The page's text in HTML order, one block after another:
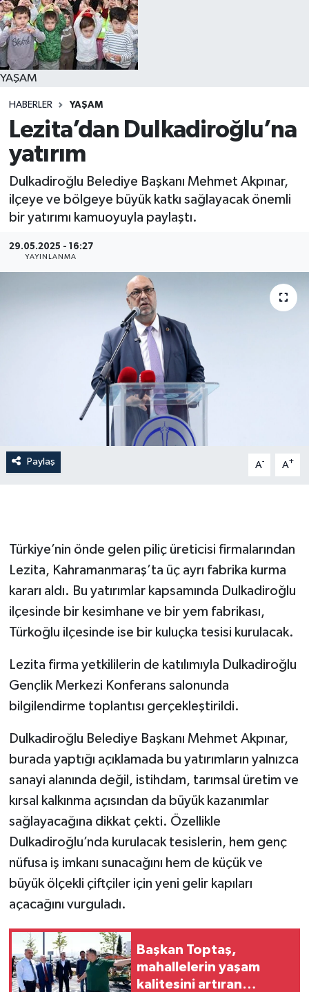
YAŞAM
HABERLER YAŞAM
Lezita’dan Dulkadiroğlu’na
yatırım
Dulkadiroğlu Belediye Başkanı Mehmet Akpınar,
ilçeye ve bölgeye büyük katkı sağlayacak önemli
bir yatırımı kamuoyuyla paylaştı.
29.05.2025 - 16:27
YAYINLANMA
Paylaş A- A+
Türkiye’nin önde gelen piliç üreticisi firmalarından
Lezita, Kahramanmaraş’ta üç ayrı fabrika kurma
kararı aldı. Bu yatırımlar kapsamında Dulkadiroğlu
ilçesinde bir kesimhane ve bir yem fabrikası,
Türkoğlu ilçesinde ise bir kuluçka tesisi kurulacak.
Lezita firma yetkililerin de katılımıyla Dulkadiroğlu
Gençlik Merkezi Konferans salonunda
bilgilendirme toplantısı gerçekleştirildi.
Dulkadiroğlu Belediye Başkanı Mehmet Akpınar,
burada yaptığı açıklamada bu yatırımların yalnızca
sanayi alanında değil, istihdam, tarımsal üretim ve
kırsal kalkınma açısından da büyük kazanımlar
sağlayacağına dikkat çekti. Özellikle
Dulkadiroğlu’nda kurulacak tesislerin, hem genç
nüfusa iş imkanı sunacağını hem de küçük ve
büyük ölçekli çiftçiler için yeni gelir kapıları
açacağını vurguladı.
Başkan Toptaş,
mahallelerin yaşam
kalitesini artıran
YAŞAM